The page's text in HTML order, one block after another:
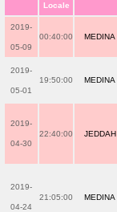
Locale
2019-
05-09
00:40:00 MEDINA
2019-
05-01
19:50:00 MEDINA
2019-
04-30
22:40:00 JEDDAH
2019-
04-24
21:05:00 MEDINA